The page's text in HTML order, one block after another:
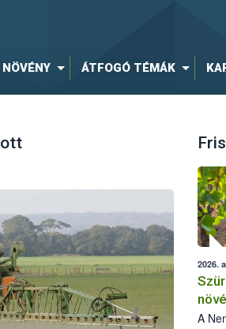
NÖVÉNY ÁTFOGÓ TÉMÁK
2026.
A